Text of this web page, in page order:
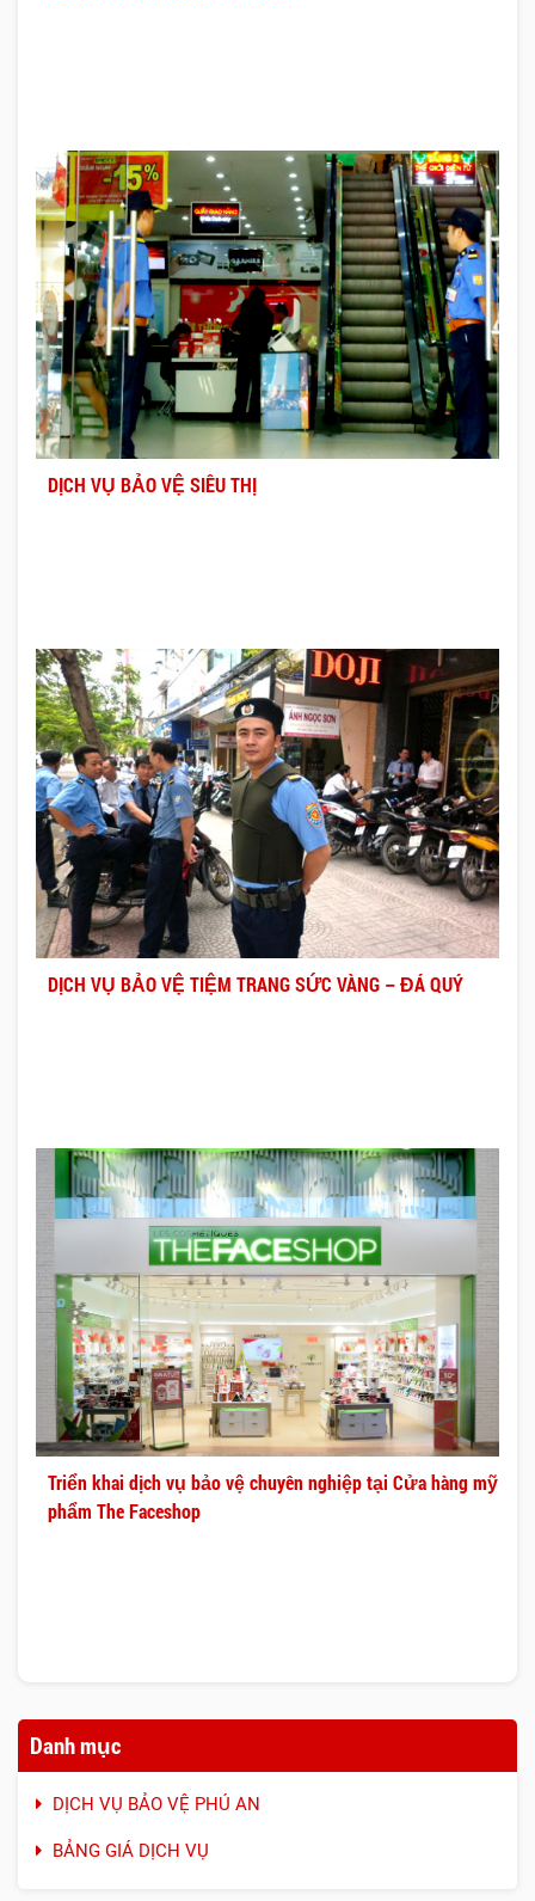
DỊCH VỤ BẢO VỆ SIÊU THỊ
DỊCH VỤ BẢO VỆ TIỆM TRANG SỨC VÀNG – ĐÁ QUÝ
Triển khai dịch vụ bảo vệ chuyên nghiệp tại Cửa hàng mỹ
phẩm The Faceshop
Danh mục
DỊCH VỤ BẢO VỆ PHÚ AN
BẢNG GIÁ DỊCH VỤ